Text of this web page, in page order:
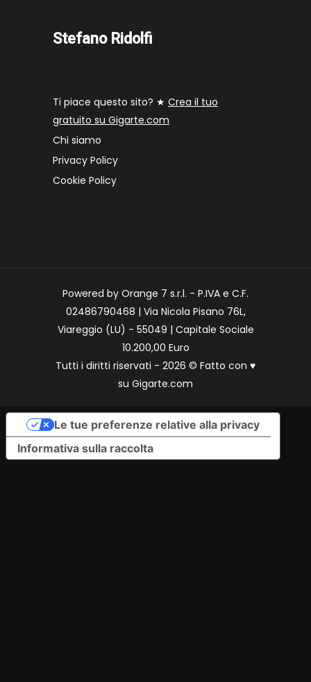
Stefano Ridolfi
Ti piace questo sito? ★ Crea il tuo
gratuito su Gigarte.com
Chi siamo
Privacy Policy
Cookie Policy
Powered by Orange 7 s.r.l. - P.IVA e C.F.
02486790468 | Via Nicola Pisano 76L,
Viareggio (LU) - 55049 | Capitale Sociale
10.200,00 Euro
Tutti i diritti riservati - 2026 © Fatto con ♥
su Gigarte.com
Informativa sulla raccolta
Le tue preferenze relative alla privacy